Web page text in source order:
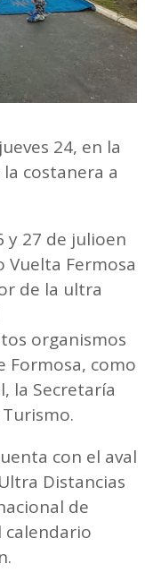
24, en la
costanera a
y 27 de julioen
Vuelta Fermosa
de la ultra
organismos
Formosa, como
la Secretaría
con el aval
Distancias
de
calendario